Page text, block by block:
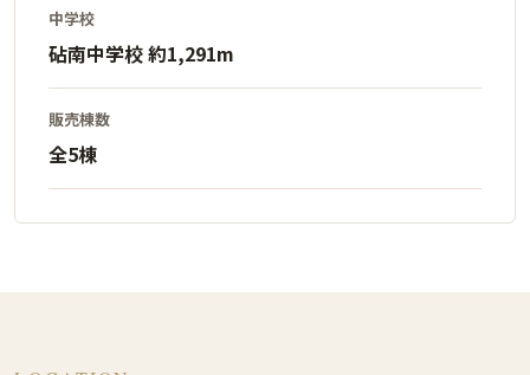
中学校
砧南中学校 約1,291m
販売棟数
全5棟